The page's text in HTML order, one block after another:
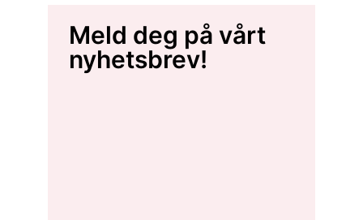
Meld deg på vårt
nyhetsbrev!